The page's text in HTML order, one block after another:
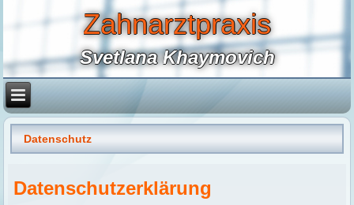
Zahnarztpraxis
Svetlana Khaymovich
Datenschutz
Datenschutzerklärung